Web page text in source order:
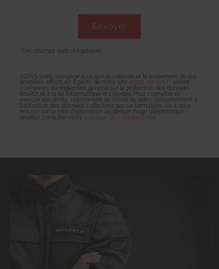
*Ces champs sont obligatoires
AGP2S SARL s'engage à ce que la collecte et le traitement de vos
données, effectués à partir de notre site agp2s-nantes.fr, soient
conformes au règlement général sur la protection des données
(RGPD) et à la loi Informatique et Libertés. Pour connaître et
exercer vos droits, notamment de retrait de votre consentement à
l'utilisation des données collectées par ce formulaire, ou à vous
inscrire sur la liste d'opposition au démarchage téléphonique,
veuillez consulter notre politique de confidentialité